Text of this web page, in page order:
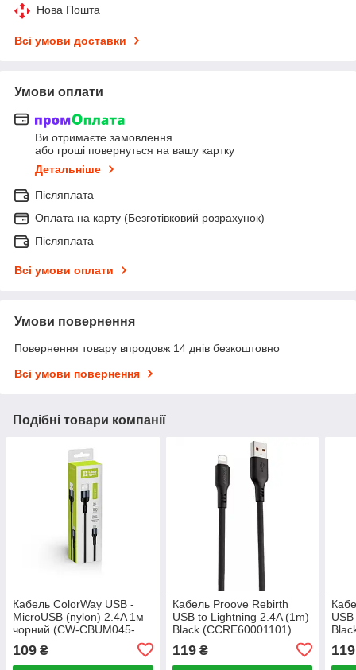
Нова Пошта
Всі умови доставки
Умови оплати
Ви отримаєте замовлення
або гроші повернуться на вашу картку
Детальніше
Післяплата
Оплата на карту (Безготівковий розрахунок)
Післяплата
Всі умови оплати
Умови повернення
Повернення товару впродовж 14 днів безкоштовно
Всі умови повернення
Подібні товари компанії
Кабель ColorWay USB -
MicroUSB (nylon) 2.4A 1м
чорний (CW-CBUM045-
109 ₴
Кабель Proove Rebirth
USB to Lightning 2.4A (1m)
Black (CCRE60001101)
119₴ 119